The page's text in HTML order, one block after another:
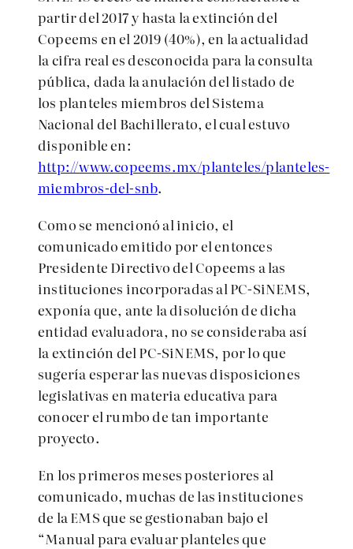
partir del 2017 y hasta la extinción del
Copeems en el 2019 (40%), en la actualidad
la cifra real es desconocida para la consulta
pública, dada la anulación del listado de
los planteles miembros del Sistema
Nacional del Bachillerato, el cual estuvo
disponible en:
http://www.copeems.mx/planteles/planteles-
miembros-del-snb.
Como se mencionó al inicio, el
comunicado emitido por el entonces
Presidente Directivo del Copeems a las
instituciones incorporadas al PC-SiNEMS,
exponía que, ante la disolución de dicha
entidad evaluadora, no se consideraba así
la extinción del PC-SiNEMS, por lo que
sugería esperar las nuevas disposiciones
legislativas en materia educativa para
conocer el rumbo de tan importante
proyecto.
En los primeros meses posteriores al
comunicado, muchas de las instituciones
de la EMS que se gestionaban bajo el
“Manual para evaluar planteles que